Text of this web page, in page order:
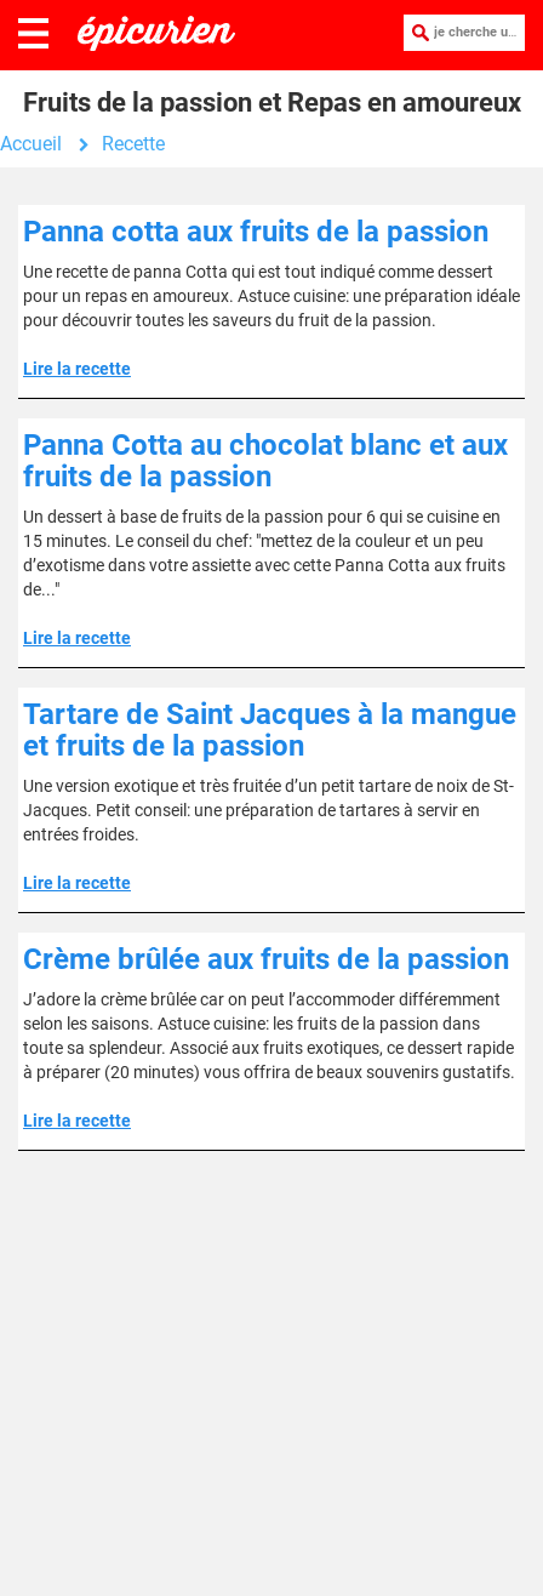
je cherche une recette :
Fruits de la passion et Repas en amoureux
Accueil Recette
Panna cotta aux fruits de la passion
Une recette de panna Cotta qui est tout indiqué comme dessert
pour un repas en amoureux. Astuce cuisine: une préparation idéale
pour découvrir toutes les saveurs du fruit de la passion.
Lire la recette
Panna Cotta au chocolat blanc et aux
fruits de la passion
Un dessert à base de fruits de la passion pour 6 qui se cuisine en
15 minutes. Le conseil du chef: "mettez de la couleur et un peu
d’exotisme dans votre assiette avec cette Panna Cotta aux fruits
de..."
Lire la recette
Tartare de Saint Jacques à la mangue
et fruits de la passion
Une version exotique et très fruitée d’un petit tartare de noix de St-
Jacques. Petit conseil: une préparation de tartares à servir en
entrées froides.
Lire la recette
Crème brûlée aux fruits de la passion
J’adore la crème brûlée car on peut l’accommoder différemment
selon les saisons. Astuce cuisine: les fruits de la passion dans
toute sa splendeur. Associé aux fruits exotiques, ce dessert rapide
à préparer (20 minutes) vous offrira de beaux souvenirs gustatifs.
Lire la recette